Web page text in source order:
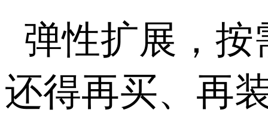
弹性扩展，按
还得再买、再